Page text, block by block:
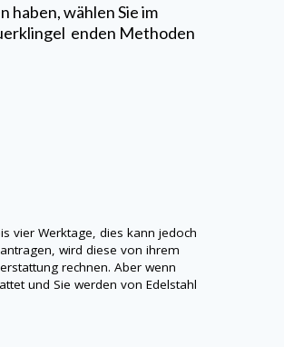
haben, wählen Sie im
enden Methoden
vier Werktage, dies kann jedoch
wird diese von ihrem
rechnen. Aber wenn
und Sie werden vonEdelstahl